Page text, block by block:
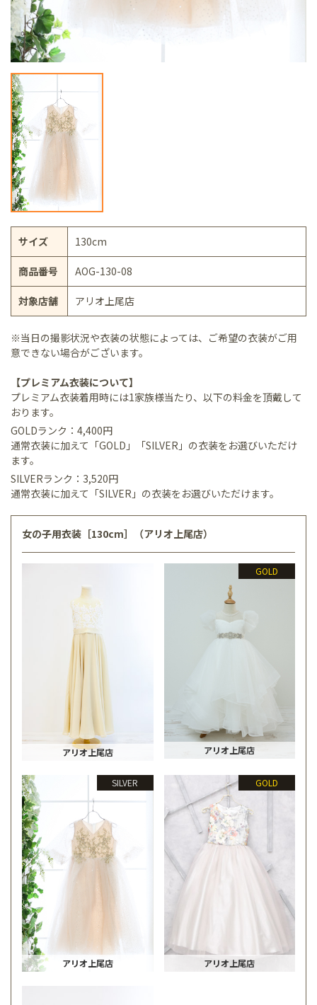
サイズ 130cm
商品番号 AOG-130-08
対象店舗 アリオ上尾店
※当日の撮影状況や衣装の状態によっては、ご希望の衣装がご用
意できない場合がございます。
【プレミアム衣装について】
プレミアム衣装着用時には1家族様当たり、以下の料金を頂戴して
おります。
GOLDランク：4,400円
通常衣装に加えて「GOLD」「SILVER」の衣装をお選びいただけ
ます。
SILVERランク：3,520円
通常衣装に加えて「SILVER」の衣装をお選びいただけます。
女の子用衣装［130cm］（アリオ上尾店）
アリオ上尾店
GOLD
アリオ上尾店
SILVER
アリオ上尾店
GOLD
アリオ上尾店